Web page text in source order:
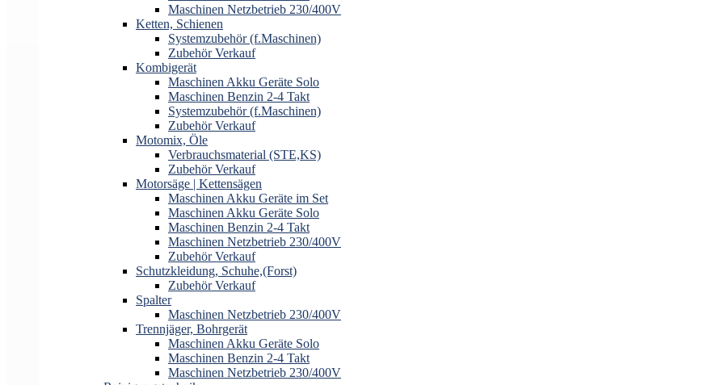
Maschinen Netzbetrieb 230/400V
Ketten, Schienen
Systemzubehör (f.Maschinen)
Zubehör Verkauf
Kombigerät
Maschinen Akku Geräte Solo
Maschinen Benzin 2-4 Takt
Systemzubehör (f.Maschinen)
Zubehör Verkauf
Motomix, Öle
Verbrauchsmaterial (STE,KS)
Zubehör Verkauf
Motorsäge | Kettensägen
Maschinen Akku Geräte im Set
Maschinen Akku Geräte Solo
Maschinen Benzin 2-4 Takt
Maschinen Netzbetrieb 230/400V
Zubehör Verkauf
Schutzkleidung, Schuhe,(Forst)
Zubehör Verkauf
Spalter
Maschinen Netzbetrieb 230/400V
Trennjäger, Bohrgerät
Maschinen Akku Geräte Solo
Maschinen Benzin 2-4 Takt
Maschinen Netzbetrieb 230/400V